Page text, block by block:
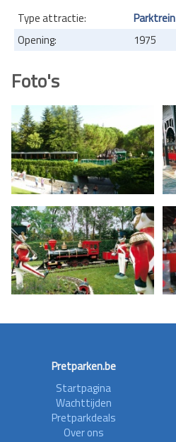
Type attractie:
Parktrein
Opening:
1975
Foto's
Pretparken.be
Startpagina
Wachttijden
Pretparkdeals
Over ons